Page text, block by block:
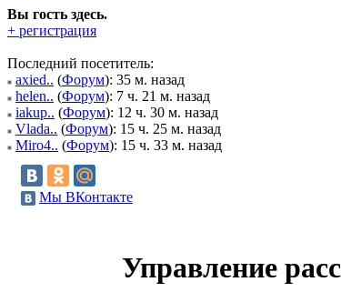
Вы гость здесь.
+ регистрация
Последний посетитель:
axied.. (Форум): 35 м. назад
helen.. (Форум): 7 ч. 21 м. назад
iakup.. (Форум): 12 ч. 30 м. назад
Vlada.. (Форум): 15 ч. 25 м. назад
Miro4.. (Форум): 15 ч. 33 м. назад
Мы ВКонтакте
Управление